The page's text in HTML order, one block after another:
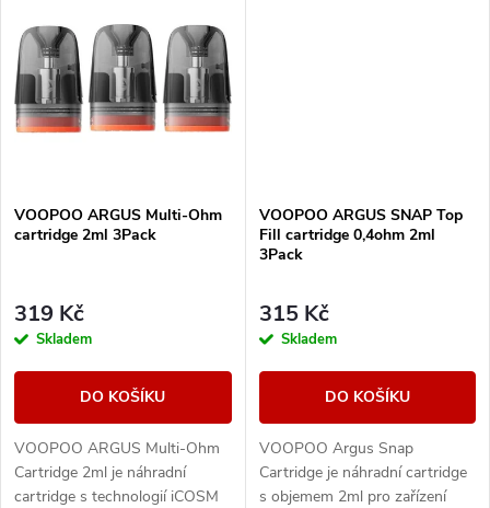
ů
t
ů
VOOPOO ARGUS Multi-Ohm
cartridge 2ml 3Pack
319 Kč
Skladem
DO KOŠÍKU
VOOPOO ARGUS Multi-Ohm
Cartridge 2ml je náhradní
cartridge s technologií iCOSM
VOOPOO ARGUS SNAP Top
Fill cartridge 0,4ohm 2ml
3Pack
315 Kč
Skladem
DO KOŠÍKU
VOOPOO Argus Snap
Cartridge je náhradní cartridge
s objemem 2ml pro zařízení